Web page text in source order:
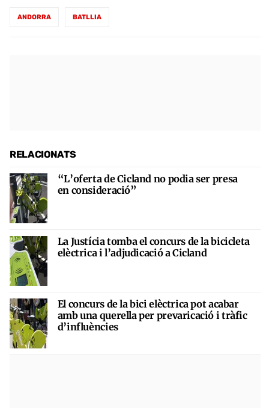
ANDORRA BATLLIA
RELACIONATS
“L’oferta de Cicland no podia ser presa
en consideració”
La Justícia tomba el concurs de la bicicleta
elèctrica i l’adjudicació a Cicland
El concurs de la bici elèctrica pot acabar
amb una querella per prevaricació i tràfic
d’influències